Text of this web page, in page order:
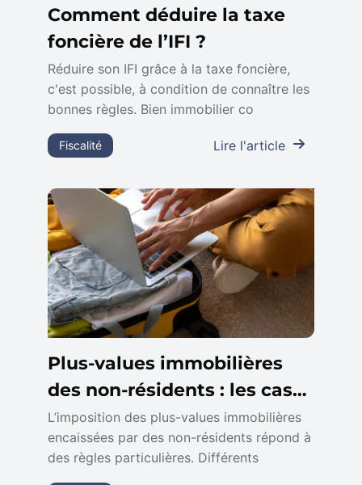
Comment déduire la taxe
foncière de l’IFI ?
Réduire son IFI grâce à la taxe foncière,
c'est possible, à condition de connaître les
bonnes règles. Bien immobilier co
Lire l'article
Fiscalité
Plus-values immobilières
des non-résidents : les cas
d’exonération à connaître
L’imposition des plus-values immobilières
encaissées par des non-résidents répond à
des règles particulières. Différents